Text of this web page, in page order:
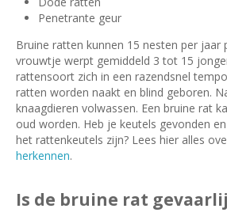
Penetrante geur
Bruine ratten kunnen 15 nesten per jaar
vrouwtje werpt gemiddeld 3 tot 15
rattensoort zich in een razendsnel
ratten worden naakt en blind geboren.
knaagdieren volwassen. Een bruine rat
oud worden. Heb je keutels gevonden
het rattenkeutels zijn? Lees hier alles
herkennen.
Is de bruine rat